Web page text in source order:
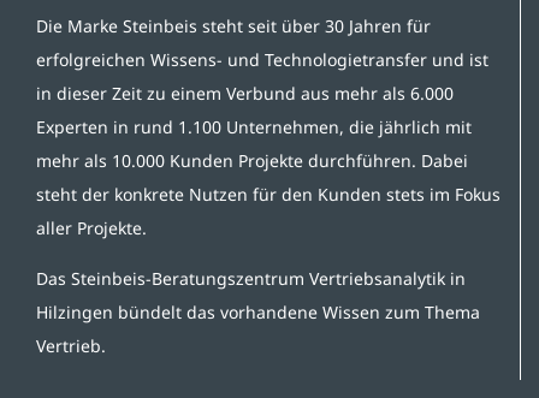
Die Marke Steinbeis steht seit über 30 Jahren für
erfolgreichen Wissens- und Technologietransfer und ist
in dieser Zeit zu einem Verbund aus mehr als 6.000
Experten in rund 1.100 Unternehmen, die jährlich mit
mehr als 10.000 Kunden Projekte durchführen. Dabei
steht der konkrete Nutzen für den Kunden stets im Fokus
aller Projekte.
Das Steinbeis-Beratungszentrum Vertriebsanalytik in
Hilzingen bündelt das vorhandene Wissen zum Thema
Vertrieb.